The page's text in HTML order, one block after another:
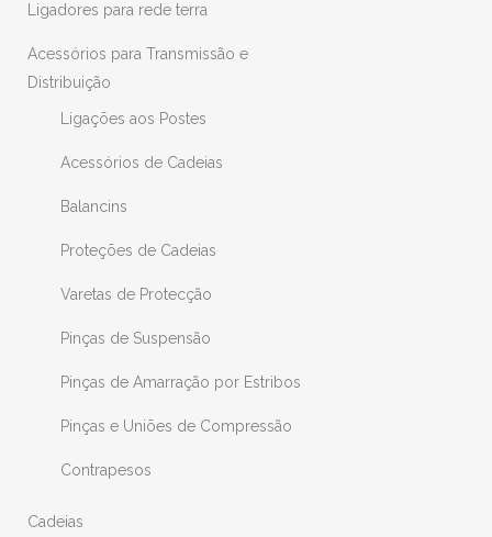
Ligadores para rede terra
Acessórios para Transmissão e
Distribuição
Ligações aos Postes
Acessórios de Cadeias
Balancins
Proteções de Cadeias
Varetas de Protecção
Pinças de Suspensão
Pinças de Amarração por Estribos
Pinças e Uniões de Compressão
Contrapesos
Cadeias